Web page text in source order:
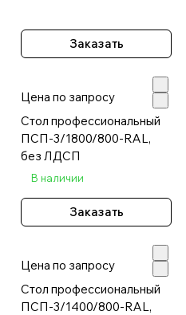
Заказать
Цена по запросу
Стол профессиональный
ПСП-3/1800/800-RAL,
без ЛДСП
В наличии
Заказать
Цена по запросу
Стол профессиональный
ПСП-3/1400/800-RAL,